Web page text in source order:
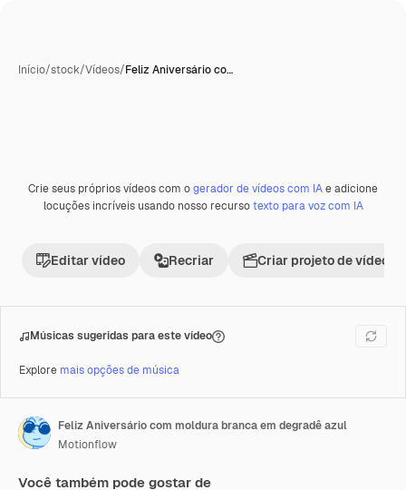
Início/stock/Vídeos/Feliz Aniversário co…
Premium
Crie seus próprios vídeos com ogerador de vídeos com IAe adicione
locuções incríveis usando nosso recursotexto para voz com IA
Editar vídeo Recriar Criar projeto de vídeo
Músicas sugeridas para este vídeo
Explore mais opções de música
Feliz Aniversário com moldura branca em degradê azul
Motionflow
Você também pode gostar de